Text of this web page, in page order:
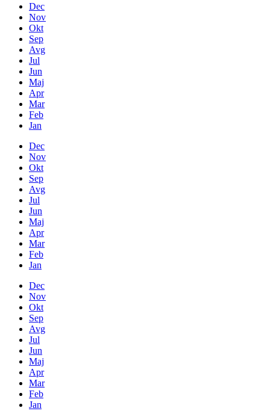
Dec
Nov
Okt
Sep
Avg
Jul
Jun
Maj
Apr
Mar
Feb
Jan
Dec
Nov
Okt
Sep
Avg
Jul
Jun
Maj
Apr
Mar
Feb
Jan
Dec
Nov
Okt
Sep
Avg
Jul
Jun
Maj
Apr
Mar
Feb
Jan